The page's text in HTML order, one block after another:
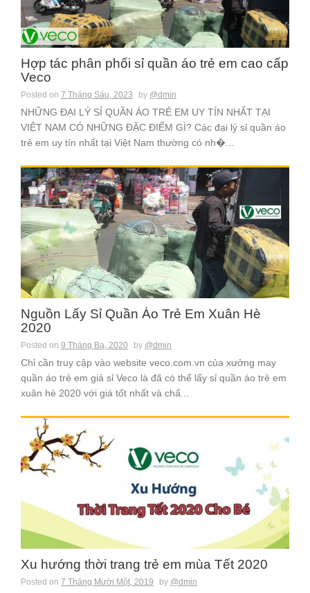
Hợp tác phân phối sỉ quần áo trẻ em cao cấp
Veco
Posted on 7 Tháng Sáu, 2023 by @dmin
NHỮNG ĐẠI LÝ SỈ QUẦN ÁO TRẺ EM UY TÍN NHẤT TẠI
VIỆT NAM CÓ NHỮNG ĐẶC ĐIỂM GÌ? Các đại lý sỉ quần áo
trẻ em uy tín nhất tại Việt Nam thường có nh�...
Nguồn Lấy Sỉ Quần Áo Trẻ Em Xuân Hè
2020
Posted on 9 Tháng Ba, 2020 by @dmin
Chỉ cần truy cập vào website veco.com.vn của xưởng may
quần áo trẻ em giá sỉ Veco là đã có thể lấy sỉ quần áo trẻ em
xuân hè 2020 với giá tốt nhất và chấ...
Xu hướng thời trang trẻ em mùa Tết 2020
Posted on 7 Tháng Mười Một, 2019 by @dmin